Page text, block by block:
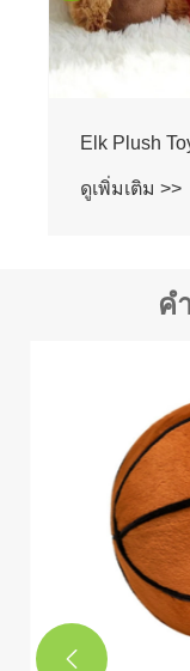
ค
ทำไมของเ
สมบูรณ์แบบ
ดูเพิ่มเติม >>
